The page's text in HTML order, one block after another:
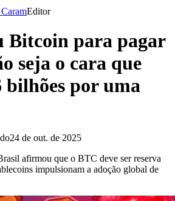
Editor
Bitcoin para pagar
seja o cara que
bilhões por uma
24 de out. de 2025
afirmou que o BTC deve ser reserva
impulsionam a adoção global de